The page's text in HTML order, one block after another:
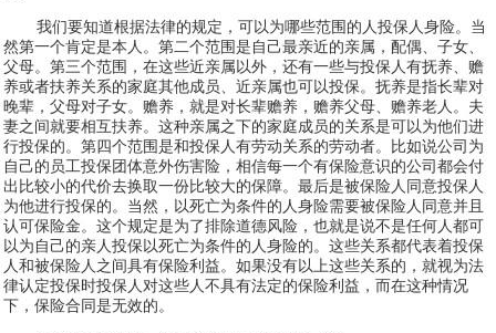
我们要知道根据法律的规定，可以为哪些范围的人投保人身险。当
然第一个肯定是本人。第二个范围是自己最亲近的亲属，配偶、子女、
父母。第三个范围，在这些近亲属以外，还有一些与投保人有抚养、赡
养或者扶养关系的家庭其他成员、近亲属也可以投保。抚养是指长辈对
晚辈，父母对子女。赡养，就是对长辈赡养，赡养父母、赡养老人。夫
妻之间就要相互扶养。这种亲属之下的家庭成员的关系是可以为他们进
行投保的。第四个范围是和投保人有劳动关系的劳动者。比如说公司为
自己的员工投保团体意外伤害险，相信每一个有保险意识的公司都会付
出比较小的代价去换取一份比较大的保障。最后是被保险人同意投保人
为他进行投保的。当然，以死亡为条件的人身险需要被保险人同意并且
认可保险金。这个规定是为了排除道德风险，也就是说不是任何人都可
以为自己的亲人投保以死亡为条件的人身险的。这些关系都代表着投保
人和被保险人之间具有保险利益。如果没有以上这些关系的，就视为法
律认定投保时投保人对这些人不具有法定的保险利益，而在这种情况
下，保险合同是无效的。